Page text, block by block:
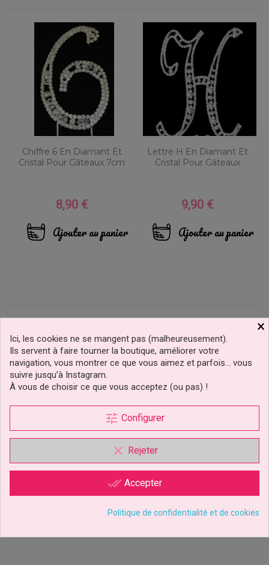
Chiffre 6 En Diamant Et
Cristal Pour Gâteaux 7cm
Prix
8,90 €
Ajouter au panier
Lettre H En Diamant Et
Cristal Pour Gâteaux
Prix
9,90 €
Ajouter au panier
Cake Topper À Gâteau
Prix
2,99 €
Set Topper Cupcakes
Prix
9,29 €
×
Ici, les cookies ne se mangent pas (malheureusement).
Ils servent à faire tourner la boutique, améliorer votre
navigation, vous montrer ce que vous aimez et parfois… vous
suivre jusqu’à Instagram.
À vous de choisir ce que vous acceptez (ou pas) !
tune Configurer
clear Rejeter
done_all Accepter
Politique de confidentialité et de cookies